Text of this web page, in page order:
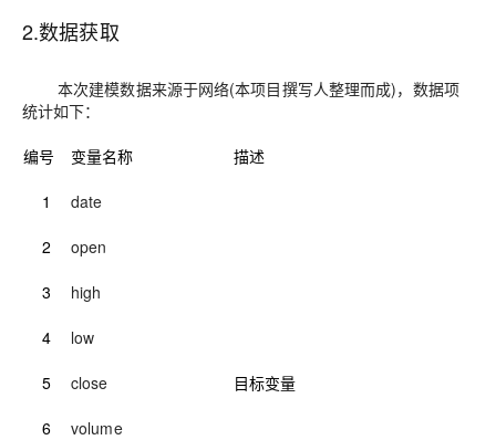
2.数据获取
本次建模数据来源于网络(本项目撰写人整理而成)， 数据项
统计如下：
编号 变量名称 描述
1 date
2 open
3 high
4 low
5 close 目标变量
6 volume